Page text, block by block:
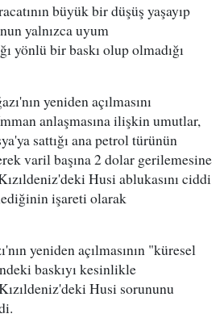
büyük bir düşüş yaşayıp
yalnızca uyum
yönlü bir baskı olup olmadığı
yeniden açılmasını
anlaşmasına ilişkin umutlar,
sattığı ana petrol türünün
varil başına 2 dolar gerilemesine
Husi ablukasını ciddi
işareti olarak
yeniden açılmasının "küresel
baskıyı kesinlikle
Husi sorununu